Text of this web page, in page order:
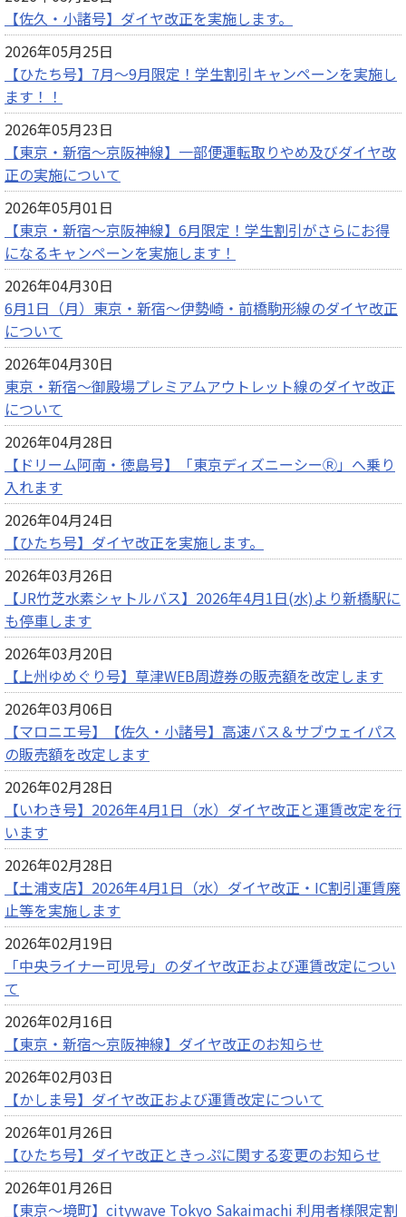
【佐久・小諸号】ダイヤ改正を実施します。
2026年05月25日
【ひたち号】7月～9月限定！学生割引キャンペーンを実施し
ます！！
2026年05月23日
【東京・新宿～京阪神線】一部便運転取りやめ及びダイヤ改
正の実施について
2026年05月01日
【東京・新宿～京阪神線】6月限定！学生割引がさらにお得
になるキャンペーンを実施します！
2026年04月30日
6月1日（月）東京・新宿～伊勢崎・前橋駒形線のダイヤ改正
について
2026年04月30日
東京・新宿～御殿場プレミアムアウトレット線のダイヤ改正
について
2026年04月28日
【ドリーム阿南・徳島号】「東京ディズニーシーⓇ」へ乗り
入れます
2026年04月24日
【ひたち号】ダイヤ改正を実施します。
2026年03月26日
【JR竹芝水素シャトルバス】2026年4月1日(水)より新橋駅に
も停車します
2026年03月20日
【上州ゆめぐり号】草津WEB周遊券の販売額を改定します
2026年03月06日
【マロニエ号】【佐久・小諸号】高速バス＆サブウェイパス
の販売額を改定します
2026年02月28日
【いわき号】2026年4月1日（水）ダイヤ改正と運賃改定を行
います
2026年02月28日
【土浦支店】2026年4月1日（水）ダイヤ改正・IC割引運賃廃
止等を実施します
2026年02月19日
「中央ライナー可児号」のダイヤ改正および運賃改定につい
て
2026年02月16日
【東京・新宿～京阪神線】ダイヤ改正のお知らせ
2026年02月03日
【かしま号】ダイヤ改正および運賃改定について
2026年01月26日
【ひたち号】ダイヤ改正ときっぷに関する変更のお知らせ
2026年01月26日
【東京～境町】citywave Tokyo Sakaimachi 利用者様限定割